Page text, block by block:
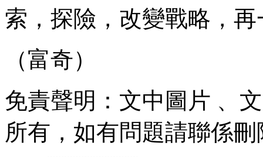
索，探險，改變戰略 
（富奇）
免責聲明：文中圖片
所有，如有問題請聯係刪除